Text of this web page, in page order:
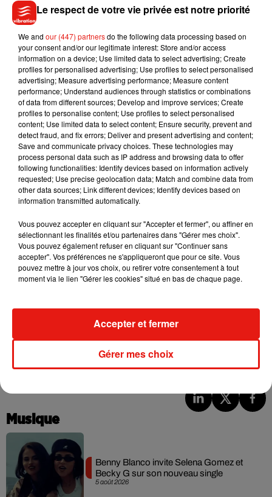
�x�&�xÉ�x"�pic.twitter.com/wD7zOf7EAl
— Thomas Pesquet (@Thom_astro)July 28, 2020
Sa seconde mission de six mois s'appellera "Alpha", d'après
Alpha du Centaure, le système planétaire le plus proche de
la Terre, qui avait également inspiré la mission "Proxima". Le
nom a été choisi parmi plus de 27 000 propositions lors d'un
concours de l'ESA. Alpha était aussi l'appellation d'origine
de la Station, dont il est toujours l'indicatif d'appel radio.
L'équipage de l'ISS sera composé en moyenne de sept
membres - au lieu de six, les capsules habitées américaines
pouvant embarquer quatre personnes, soit une de plus que
A programme : beaucoup de recherche scientifique, avec
notamment des expériences sur les cellules souches et leur
vieillissement, très différent en micropesanteur, a expliqué
Thomas Pesquet. Et la préparation des futures missions vers
2021 pour le premier vol de l'astronaute allemand Matthias
Maurer, qui s'entraîne actuellement comme doublure de
Musique
5 août 2026
Benny Blanco invite Selena Gomez et
Becky G sur son nouveau single
Le respect de votre vie privée est notre priorité
We and our (447) partnersdo the following data processing based on
your consent and/or our legitimate interest: Store and/or access
information on a device; Use limited data to select advertising; Create
profiles for personalised advertising; Use profiles to select personalised
advertising; Measure advertising performance; Measure content
performance; Understand audiences through statistics or combinations
of data from different sources; Develop and improve services; Create
profiles to personalise content; Use profiles to select personalised
content; Use limited data to select content; Ensure security, prevent and
detect fraud, and fix errors; Deliver and present advertising and content;
Save and communicate privacy choices. These technologies may
process personal data such as IP address and browsing data to offer
following functionalities: Identify devices based on information actively
requested; Use precise geolocation data; Match and combine data from
other data sources; Link different devices; Identify devices based on
information transmitted automatically.
Vous pouvez accepter en cliquant sur "Accepter et fermer", ou affiner en
sélectionnant les finalités et/ou partenaires dans "Gérer mes choix".
Vous pouvez également refuser en cliquant sur "Continuer sans
accepter". Vos préférences ne s'appliqueront que pour ce site. Vous
pouvez mettre à jour vos choix, ou retirer votre consentement à tout
moment via le lien "Gérer les cookies" situé en bas de chaque page.
Gérer mes choix
Accepter et fermer